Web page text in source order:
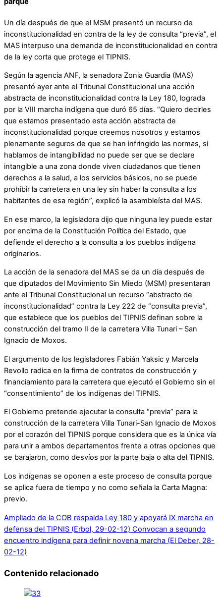
Un día después de que el MSM presentó un recurso de
inconstitucionalidad en contra de la ley de consulta “previa”, el
MAS interpuso una demanda de inconstitucionalidad en contra
de la ley corta que protege el TIPNIS.
Según la agencia ANF, la senadora Zonia Guardia (MAS)
presentó ayer ante el Tribunal Constitucional una acción
abstracta de inconstitucionalidad contra la Ley 180, lograda
por la VIII marcha indígena que duró 65 días. “Quiero decirles
que estamos presentado esta acción abstracta de
inconstitucionalidad porque creemos nosotros y estamos
plenamente seguros de que se han infringido las normas, si
hablamos de intangibilidad no puede ser que se declare
intangible a una zona donde viven ciudadanos que tienen
derechos a la salud, a los servicios básicos, no se puede
prohibir la carretera en una ley sin haber la consulta a los
habitantes de esa región”, explicó la asambleísta del MAS.
En ese marco, la legisladora dijo que ninguna ley puede estar
por encima de la Constitución Política del Estado, que
defiende el derecho a la consulta a los pueblos indígena
originarios.
La acción de la senadora del MAS se da un día después de
que diputados del Movimiento Sin Miedo (MSM) presentaran
ante el Tribunal Constitucional un recurso “abstracto de
inconstitucionalidad” contra la Ley 222 de “consulta previa”,
que establece que los pueblos del TIPNIS definan sobre la
construcción del tramo II de la carretera Villa Tunari – San
Ignacio de Moxos.
El argumento de los legisladores Fabián Yaksic y Marcela
Revollo radica en la firma de contratos de construcción y
financiamiento para la carretera que ejecutó el Gobierno sin el
“consentimiento” de los indígenas del TIPNIS.
El Gobierno pretende ejecutar la consulta “previa” para la
construcción de la carretera Villa Tunari-San Ignacio de Moxos
por el corazón del TIPNIS porque considera que es la única vía
para unir a ambos departamentos frente a otras opciones que
se barajaron, como desvíos por la parte baja o alta del TIPNIS.
Los indígenas se oponen a este proceso de consulta porque
se aplica fuera de tiempo y no como señala la Carta Magna:
previo.
Ampliado de la COB respalda Ley 180 y apoyará IX marcha en
defensa del TIPNIS (Erbol, 29-02-12) Convocan a segundo
encuentro indígena para definir novena marcha (El Deber, 28-
02-12)
Contenido relacionado